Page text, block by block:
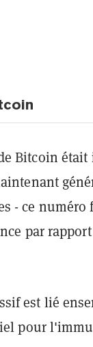
Bitcoin
- ce
par
est lié
pour